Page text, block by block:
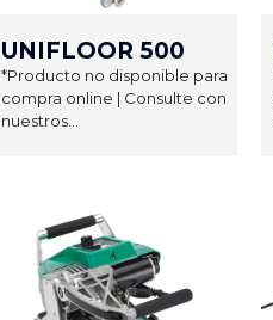
UNIFLOOR 500
*Producto no disponible para
compra online | Consulte con
nuestros...